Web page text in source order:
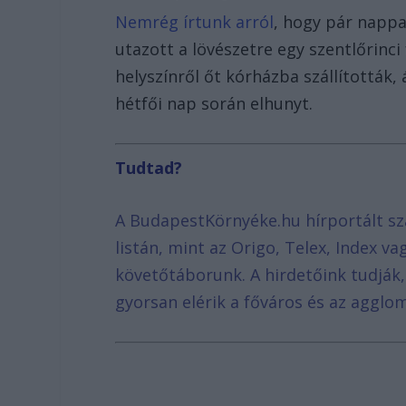
Nemrég írtunk arról, hogy pár
utazott a lövészetre egy
helyszínről őt kórházba szállították,
hétfői nap során elhunyt.
Tudtad?
A BudapestKörnyéke.hu hírportált
listán, mint az Origo, Telex, Index
követőtáborunk. A hirdetőink
gyorsan elérik a főváros és az